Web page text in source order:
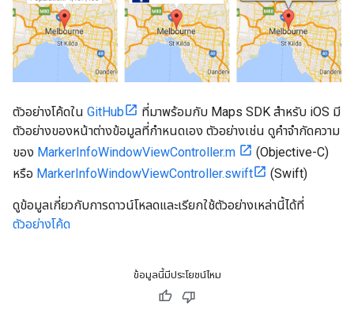
ตัวอย่างโค้ดใน GitHub
ที่มาพร้อมกับ Maps SDK สำหรับ iOS มี
ตัวอย่างของหน้าต่างข้อมูลที่กำหนดเอง ตัวอย่างเช่น ดูคำจำกัดความ
ของ MarkerInfoWindowViewController.m
(Objective-C)
หรือ MarkerInfoWindowViewController.swift (Swift)
ดูข้อมูลเกี่ยวกับการดาวน์โหลดและเรียกใช้ตัวอย่างเหล่านี้ได้ที่
ตัวอย่างโค้ด
ข้อมูลนี้มีประโยชน์ไหม